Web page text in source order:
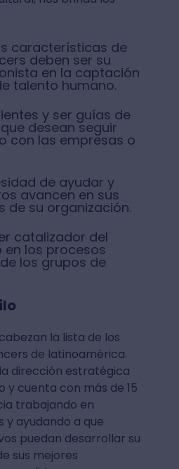
características de
deben ser su
en la captación
talento humano.
y ser guías de
desean seguir
con las empresas o
de ayudar y
avancen en sus
de su organización.
catalizador del
los procesos
los grupos de
la lista de los
de latinoamérica.
dirección estratégica
y cuenta con más de 15
trabajando en
y ayudando a que
puedan desarrollar su
sus mejores